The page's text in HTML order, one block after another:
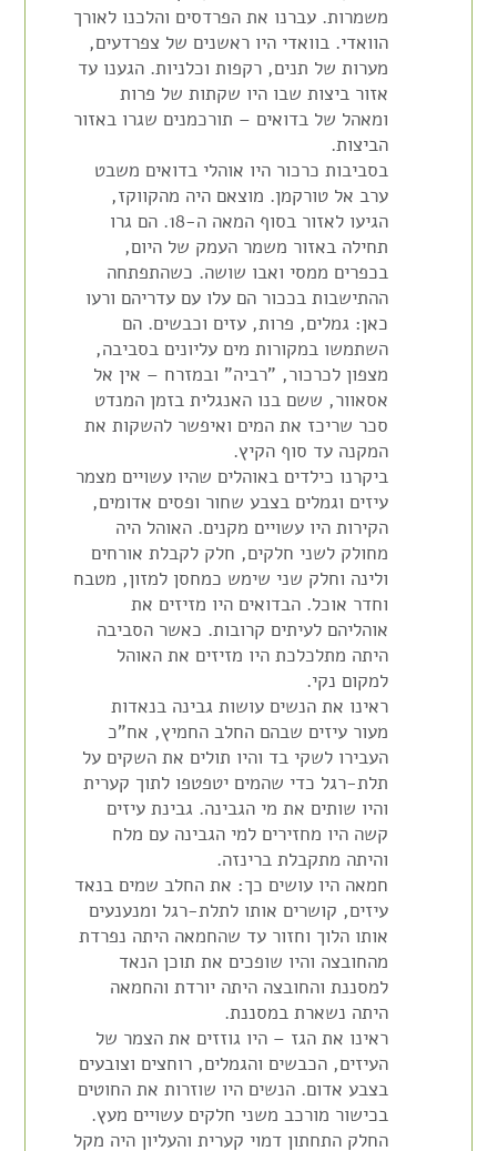
משמרות. עברנו את הפרדסים והלכנו לאורך
הוואדי. בוואדי היו ראשנים של צפרדעים,
מערות של תנים, רקפות וכלניות. הגענו עד
אזור ביצות שבו היו שקתות של פרות
ומאהל של בדואים – תורכמנים שגרו באזור
הביצות.
בסביבות כרכור היו אוהלי בדואים משבט
ערב אל טורקמן. מוצאם היה מהקווקז,
הגיעו לאזור בסוף המאה ה-18. הם גרו
תחילה באזור משמר העמק של היום,
בכפרים ממסי ואבו שושה. כשהתפתחה
ההתישבות בככור הם עלו עם עדריהם ורעו
כאן: גמלים, פרות, עזים וכבשים. הם
השתמשו במקורות מים עליונים בסביבה,
מצפון לכרכור, "רביה" ובמזרח – אין אל
אסאוור, ששם בנו האנגלית בזמן המנדט
סכר שריכז את המים ואיפשר להשקות את
המקנה עד סוף הקיץ.
ביקרנו כילדים באוהלים שהיו עשויים מצמר
עיזים וגמלים בצבע שחור ופסים אדומים,
הקירות היו עשויים מקנים. האוהל היה
מחולק לשני חלקים, חלק לקבלת אורחים
ולינה וחלק שני שימש כמחסן למזון, מטבח
וחדר אוכל. הבדואים היו מזיזים את
אוהליהם לעיתים קרובות. כאשר הסביבה
היתה מתלכלכת היו מזיזים את האוהל
למקום נקי.
ראינו את הנשים עושות גבינה בנאדות
מעור עיזים שבהם החלב החמיץ, אח"כ
העבירו לשקי בד והיו תולים את השקים על
תלת-רגל כדי שהמים יטפטפו לתוך קערית
והיו שותים את מי הגבינה. גבינת עיזים
קשה היו מחזירים למי הגבינה עם מלח
והיתה מתקבלת ברינזה.
חמאה היו עושים כך: את החלב שמים בנאד
עיזים, קושרים אותו לתלת-רגל ומנענעים
אותו הלוך וחזור עד שהחמאה היתה נפרדת
מהחובצה והיו שופכים את תוכן הנאד
למסננת והחובצה היתה יורדת והחמאה
היתה נשארת במסננת.
ראינו את הגז – היו גוזזים את הצמר של
העיזים, הכבשים והגמלים, רוחצים וצובעים
בצבע אדום. הנשים היו שוזרות את החוטים
בכישור מורכב משני חלקים עשויים מעץ.
החלק התחתון דמוי קערית והעליון היה מקל